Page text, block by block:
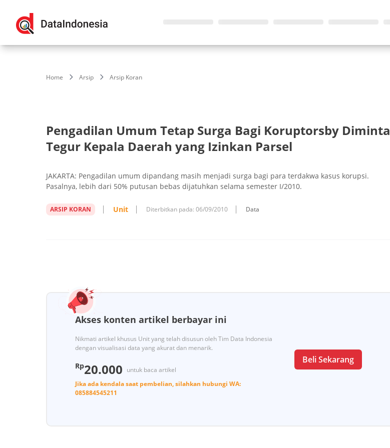
Home Arsip Arsip Koran
Pengadilan Umum Tetap Surga Bagi Koruptorsby Diminta
Tegur Kepala Daerah yang Izinkan Parsel
JAKARTA: Pengadilan umum dipandang masih menjadi surga bagi para terdakwa kasus korupsi.
Pasalnya, lebih dari 50% putusan bebas dijatuhkan selama semester I/2010.
ARSIP KORAN Unit Diterbitkan pada: 06/09/2010 Data
Akses konten artikel berbayar ini
Nikmati artikel khusus Unit yang telah disusun oleh Tim Data Indonesia
dengan visualisasi data yang akurat dan menarik.
Rp20.000 untuk baca artikel
Jika ada kendala saat pembelian, silahkan hubungi WA:
085884545211
Beli Sekarang